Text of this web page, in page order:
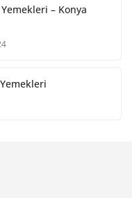
– Konya